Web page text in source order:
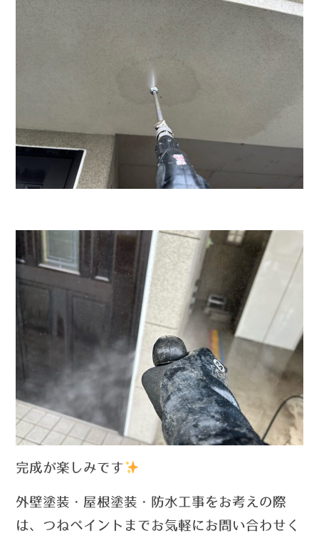
完成が楽しみです
外壁塗装・屋根塗装・防水工事をお考えの際
は、つねペイントまでお気軽にお問い合わせく